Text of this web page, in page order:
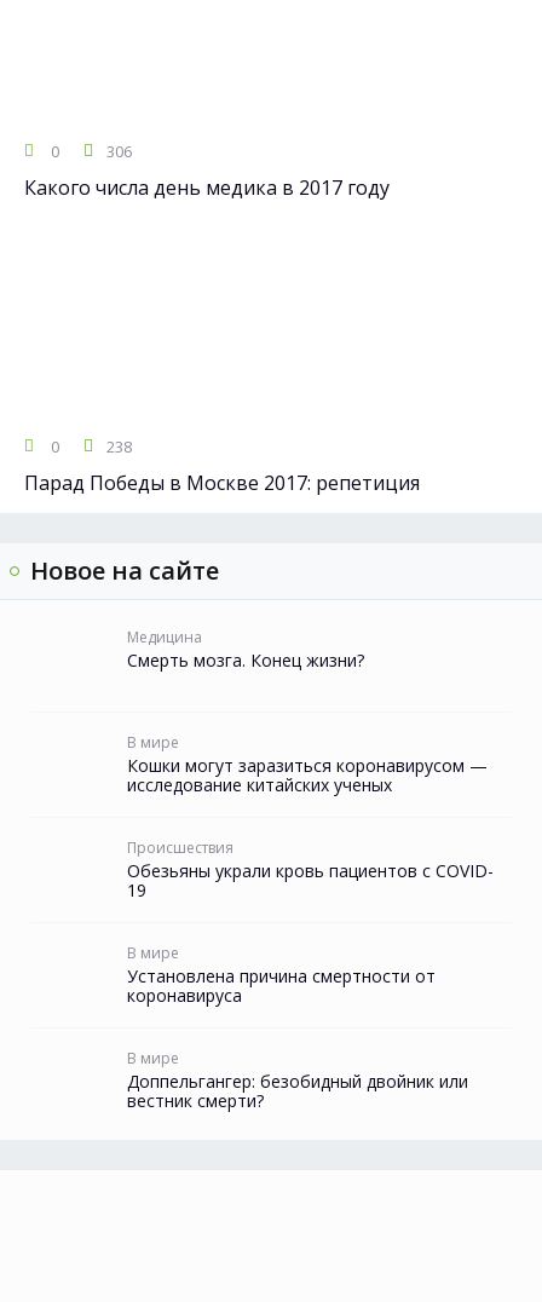
0 306
Какого числа день медика в 2017 году
0 238
Парад Победы в Москве 2017: репетиция
Новое на сайте
Медицина
Смерть мозга. Конец жизни?
В мире
Кошки могут заразиться коронавирусом —
исследование китайских ученых
Происшествия
Обезьяны украли кровь пациентов с COVID-
19
В мире
Установлена причина смертности от
коронавируса
В мире
Доппельгангер: безобидный двойник или
вестник смерти?